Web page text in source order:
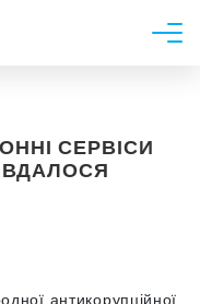
СЕРВІСИ
ВДАЛОСЯ
антикорупційної